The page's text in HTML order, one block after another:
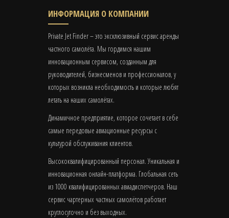
ИНФОРМАЦИЯ О КОМПАНИИ
Private Jet Finder – это эксклюзивный сервис аренды
частного самолёта. Мы гордимся нашим
инновационным сервисом, созданным для
руководителей, бизнесменов и профессионалов, у
которых возникла необходимость и которые любят
летать на наших самолётах.
Динамичное предприятие, которое сочетает в себе
самые передовые авиационные ресурсы с
культурой обслуживания клиентов.
Высококвалифицированный персонал. Уникальная и
инновационная онлайн-платформа. Глобальная сеть
из 1000 квалифицированных авиадиспетчеров. Наш
сервис чартерных частных самолётов работает
круглосуточно и без выходных.